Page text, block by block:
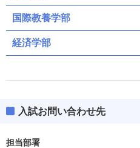
国際教養学部
経済学部
入試お問い合わせ先
担当部署